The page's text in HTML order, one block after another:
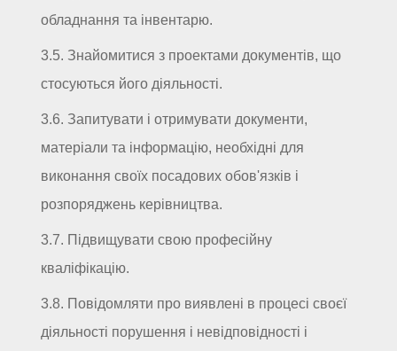
обладнання та інвентарю.
3.5. Знайомитися з проектами документів, що
стосуються його діяльності.
3.6. Запитувати і отримувати документи,
матеріали та інформацію, необхідні для
виконання своїх посадових обов'язків і
розпоряджень керівництва.
3.7. Підвищувати свою професійну
кваліфікацію.
3.8. Повідомляти про виявлені в процесі своєї
діяльності порушення і невідповідності і